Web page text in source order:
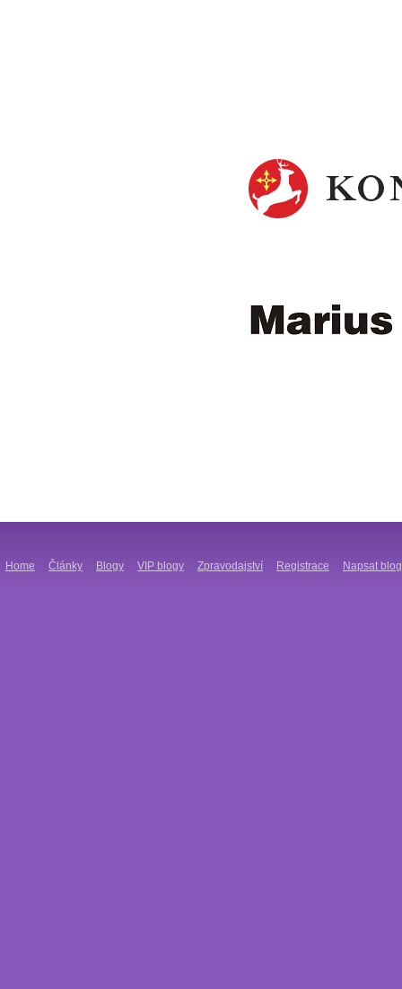
Home Články Blogy VIP blogy Zpravodajství Registrace Napsat blog